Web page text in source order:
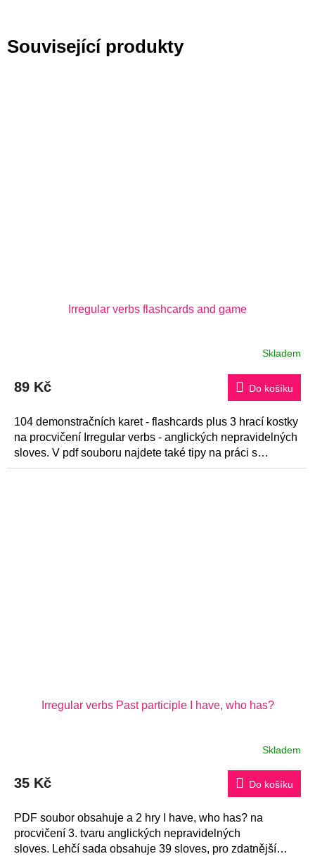
Související produkty
Irregular verbs flashcards and game
je
5
hvězdiček.
Skladem
89 Kč Do košíku
104 demonstračních karet - flashcards plus 3 hrací kostky
na procvičení Irregular verbs - anglických nepravidelných
sloves. V pdf souboru najdete také tipy na práci s
kartami.
Irregular verbs Past participle I have, who has?
Skladem
35 Kč Do košíku
PDF soubor obsahuje a 2 hry I have, who has? na
procvičení 3. tvaru anglických nepravidelných
sloves. Lehčí sada obsahuje 39 sloves, pro zdatnější